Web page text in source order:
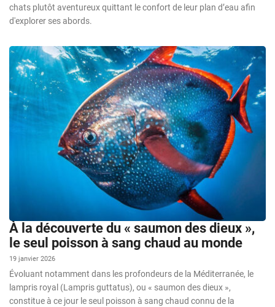
chats plutôt aventureux quittant le confort de leur plan d’eau afin
d'explorer ses abords.
À la découverte du « saumon des dieux »,
le seul poisson à sang chaud au monde
19 janvier 2026
Évoluant notamment dans les profondeurs de la Méditerranée, le
lampris royal (Lampris guttatus), ou « saumon des dieux »,
constitue à ce jour le seul poisson à sang chaud connu de la